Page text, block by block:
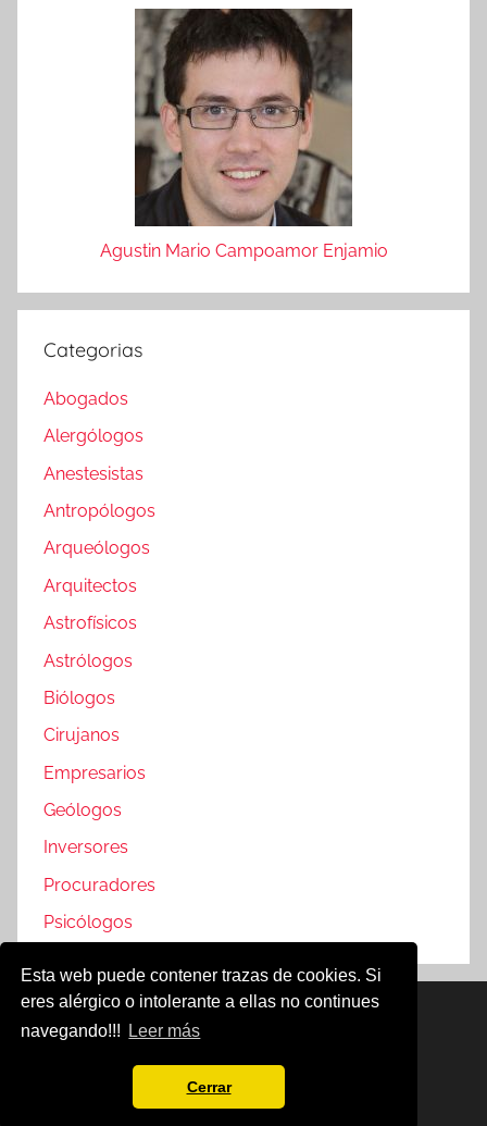
Esta web puede contener trazas de cookies. Si
eres alérgico o intolerante a ellas no continues
navegando!!!
Leer más
Cerrar
Agustin Mario Campoamor Enjamio
Categorias
Abogados
Alergólogos
Anestesistas
Antropólogos
Arqueólogos
Arquitectos
Astrofísicos
Astrólogos
Biólogos
Cirujanos
Empresarios
Geólogos
Inversores
Procuradores
Psicólogos
Famosos @2019
Política de Cookies